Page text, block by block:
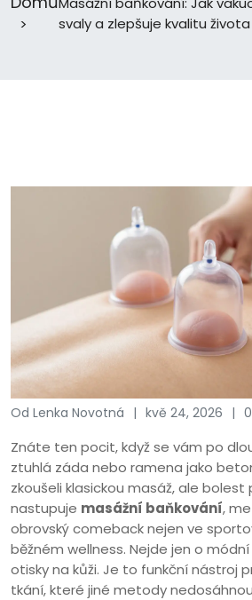
svaly a zlepšuje kvalitu života
Od Lenka Novotná kvě 24, 2026
Znáte ten pocit, když se vám po
ztuhlá záda nebo ramena jako
zkoušeli klasickou masáž, ale
nastupuje masážní baňkování,
obrovský comeback nejen ve
běžném wellness. Nejde jen o
otisky na kůži. Je to funkční nástroj
tkání, které jiné metody